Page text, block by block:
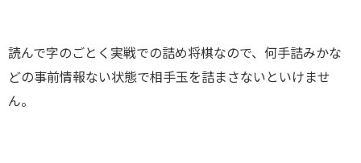
読んで字のごとく実戦での詰め将棋なので、何手詰みかな
どの事前情報ない状態で相手玉を詰まさないといけませ
ん。